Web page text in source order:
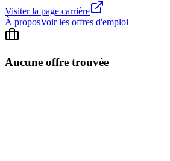
Visiter la page carrière
À proposVoir les offres d'emploi
Aucune offre trouvée